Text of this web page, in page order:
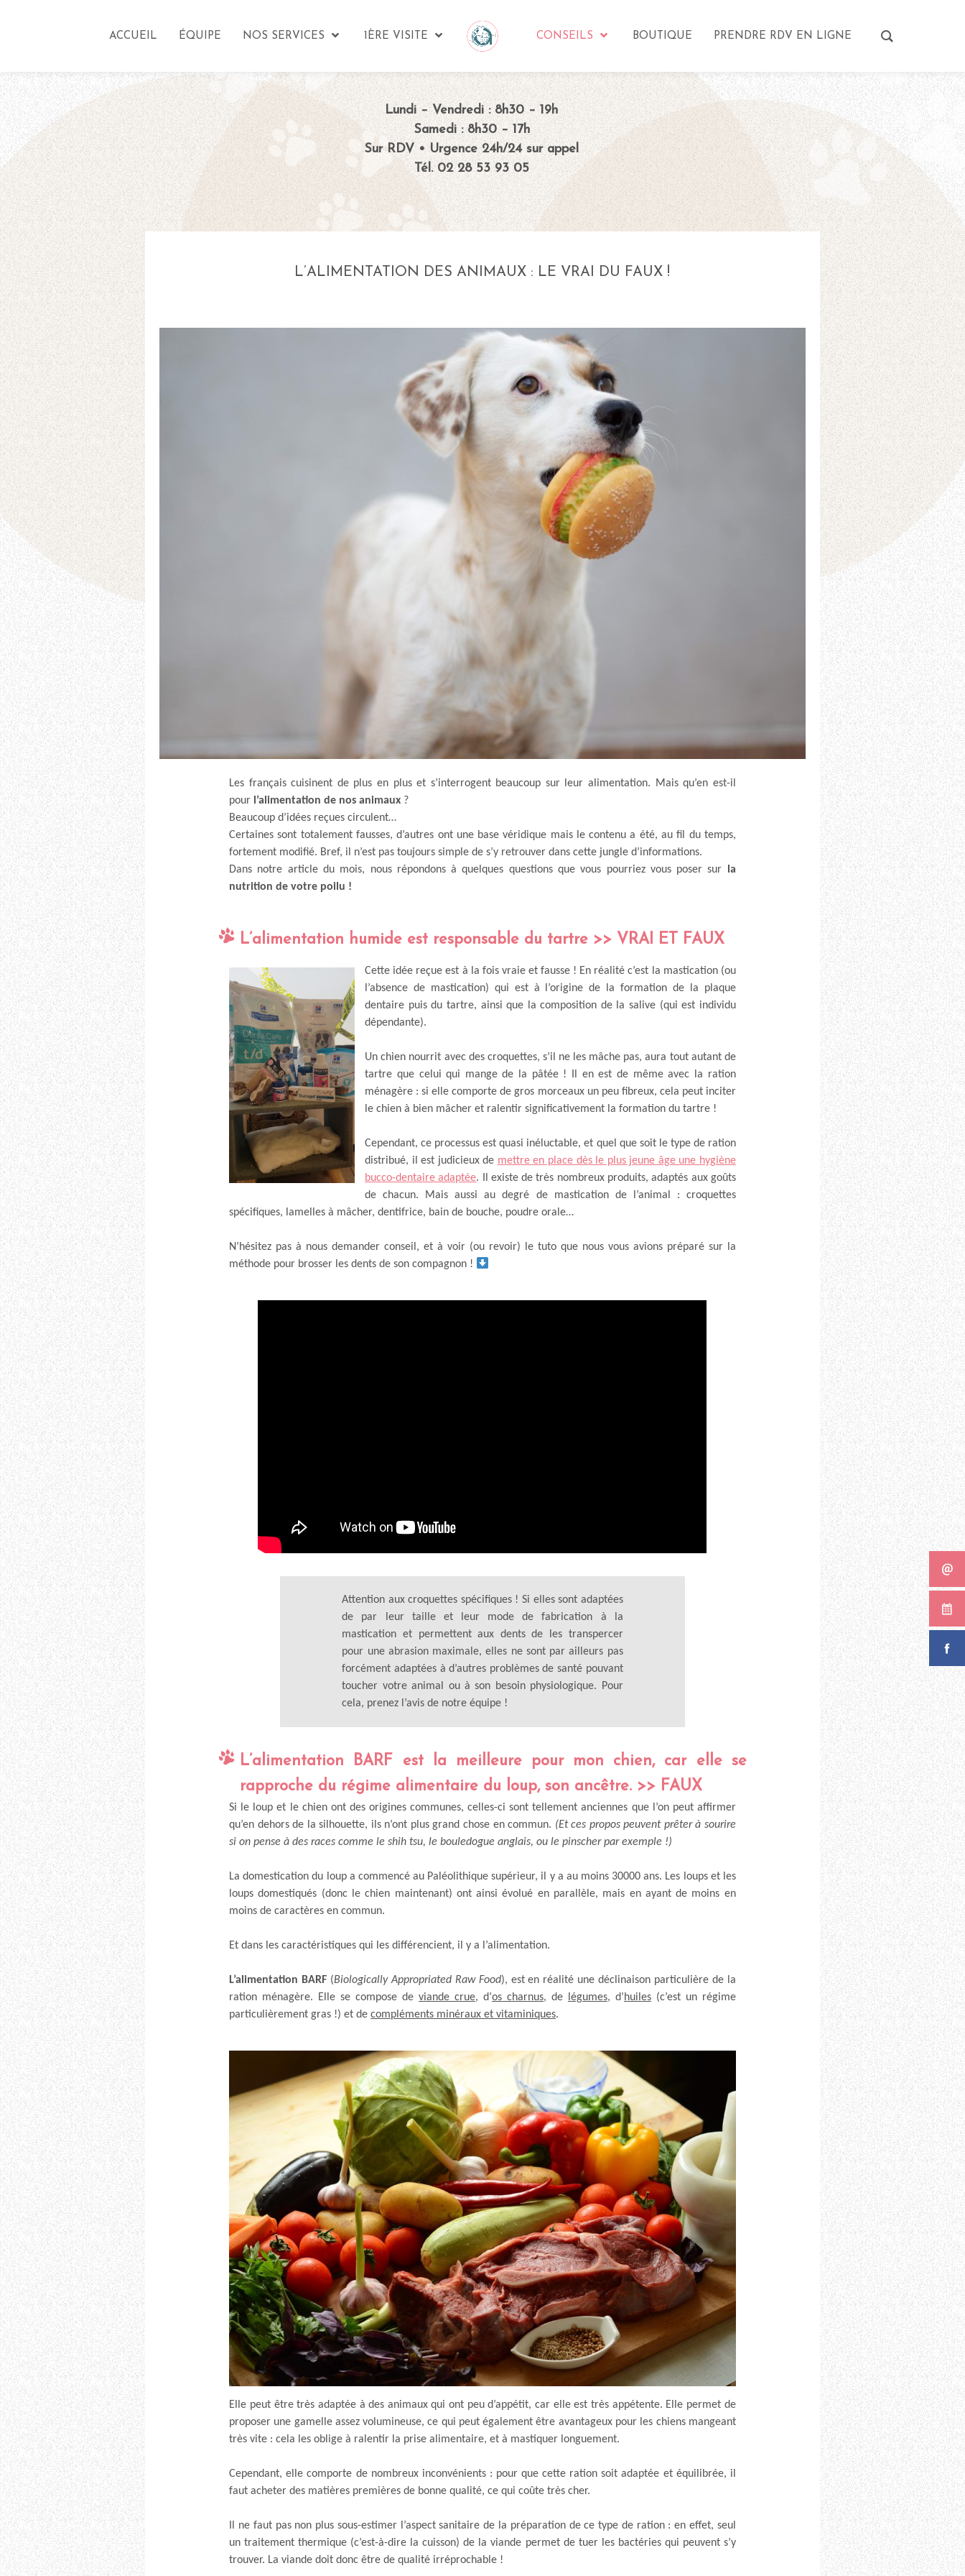
ACCUEIL ÉQUIPE NOS SERVICES 1ÈRE VISITE CONSEILS BOUTIQUE PRENDRE RDV EN LIGNE
Lundi – Vendredi : 8h30 – 19h
Samedi : 8h30 – 17h
Sur RDV • Urgence 24h/24 sur appel
Tél. 02 28 53 93 05
L’ALIMENTATION DES ANIMAUX : LE VRAI DU FAUX !
Les français cuisinent de plus en plus et s’interrogent beaucoup sur leur alimentation. Mais qu’en est-il
pour l’alimentation de nos animaux ?
Beaucoup d’idées reçues circulent…
Certaines sont totalement fausses, d’autres ont une base véridique mais le contenu a été, au fil du temps,
fortement modifié. Bref, il n’est pas toujours simple de s’y retrouver dans cette jungle d’informations.
Dans notre article du mois, nous répondons à quelques questions que vous pourriez vous poser sur
la
nutrition de votre poilu !
L’alimentation humide est responsable du tartre >> VRAI ET FAUX
Cette idée reçue est à la fois vraie et fausse ! En réalité c’est la mastication (ou
l’absence de mastication) qui est à l’origine de la formation de la plaque
dentaire puis du tartre, ainsi que la composition de la salive (qui est individu
dépendante).
Un chien nourrit avec des croquettes, s’il ne les mâche pas, aura tout autant de
tartre que celui qui mange de la pâtée ! Il en est de même avec la ration
ménagère : si elle comporte de gros morceaux un peu fibreux, cela peut inciter
le chien à bien mâcher et ralentir significativement la formation du tartre !
Cependant, ce processus est quasi inéluctable, et quel que soit le type de ration
distribué, il est judicieux de mettre en place dès le plus jeune âge une hygiène
bucco-dentaire adaptée. Il existe de très nombreux produits, adaptés aux goûts
de chacun. Mais aussi au degré de mastication de l’animal : croquettes
spécifiques, lamelles à mâcher, dentifrice, bain de bouche, poudre orale…
N’hésitez pas à nous demander conseil, et à voir (ou revoir) le tuto que nous vous avions préparé sur la
méthode pour brosser les dents de son compagnon !
Attention aux croquettes spécifiques ! Si elles sont adaptées
de par leur taille et leur mode de fabrication à la
mastication et permettent aux dents de les transpercer
pour une abrasion maximale, elles ne sont par ailleurs pas
forcément adaptées à d’autres problèmes de santé pouvant
toucher votre animal ou à son besoin physiologique. Pour
cela, prenez l’avis de notre équipe !
L’alimentation BARF est la meilleure pour mon chien, car elle se
rapproche du régime alimentaire du loup, son ancêtre. >> FAUX
Si le loup et le chien ont des origines communes, celles-ci sont tellement anciennes que l’on peut affirmer
qu’en dehors de la silhouette, ils n’ont plus grand chose en commun. (Et ces propos peuvent prêter à sourire
si on pense à des races comme le shih tsu, le bouledogue anglais, ou le pinscher par exemple !)
La domestication du loup a commencé au Paléolithique supérieur, il y a au moins 30000 ans. Les loups et les
loups domestiqués (donc le chien maintenant) ont ainsi évolué en parallèle, mais en ayant de moins en
moins de caractères en commun.
Et dans les caractéristiques qui les différencient, il y a l’alimentation.
L’alimentation BARF (Biologically Appropriated Raw Food), est en réalité une déclinaison particulière de la
ration ménagère. Elle se compose deviande crue, d’os charnus, de légumes, d’huiles(c’est un régime
particulièrement gras !) et decompléments minéraux et vitaminiques.
Elle peut être très adaptée à des animaux qui ont peu d’appétit, car elle est très appétente. Elle permet de
proposer une gamelle assez volumineuse, ce qui peut également être avantageux pour les chiens mangeant
très vite : cela les oblige à ralentir la prise alimentaire, et à mastiquer longuement.
Cependant, elle comporte de nombreux inconvénients : pour que cette ration soit adaptée et équilibrée, il
faut acheter des matières premières de bonne qualité, ce qui coûte très cher.
Il ne faut pas non plus sous-estimer l’aspect sanitaire de la préparation de ce type de ration : en effet, seul
un traitement thermique (c’est-à-dire la cuisson) de la viande permet de tuer les bactéries qui peuvent s’y
trouver. La viande doit donc être de qualité irréprochable !